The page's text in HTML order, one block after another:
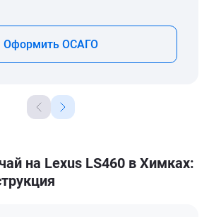
Оформить ОСАГО
на Lexus LS460 в Химках: